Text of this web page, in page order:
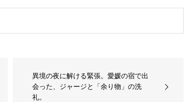
異境の夜に解ける緊張。愛媛の宿で出
会った、ジャージと「余り物」の洗
礼。